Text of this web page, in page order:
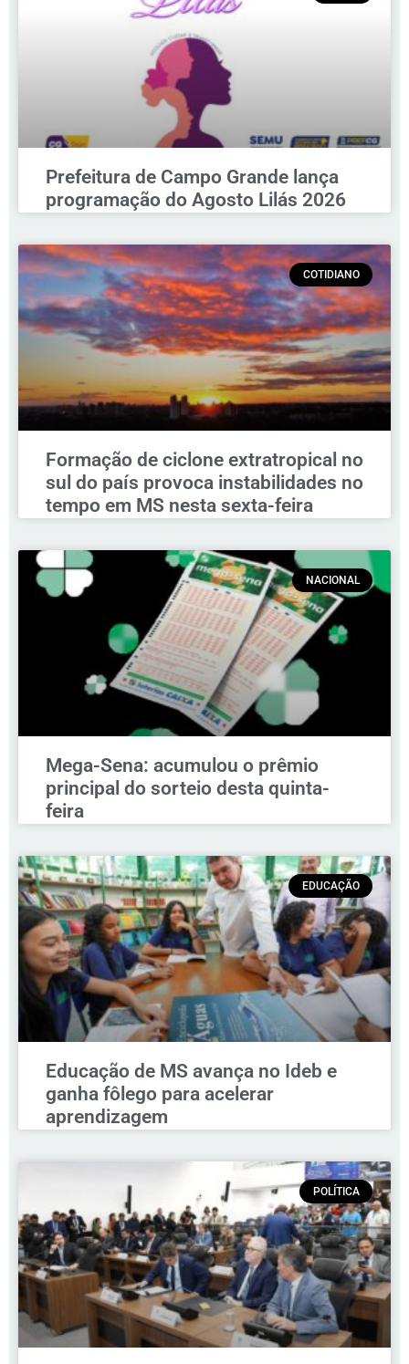
Prefeitura de Campo Grande lança
programação do Agosto Lilás 2026
COTIDIANO
Formação de ciclone extratropical no
sul do país provoca instabilidades no
tempo em MS nesta sexta-feira
NACIONAL
Mega-Sena: acumulou o prêmio
principal do sorteio desta quinta-
feira
EDUCAÇÃO
Educação de MS avança no Ideb e
ganha fôlego para acelerar
aprendizagem
POLÍTICA